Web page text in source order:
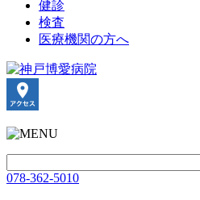
健診
検査
医療機関の方へ
078-362-5010